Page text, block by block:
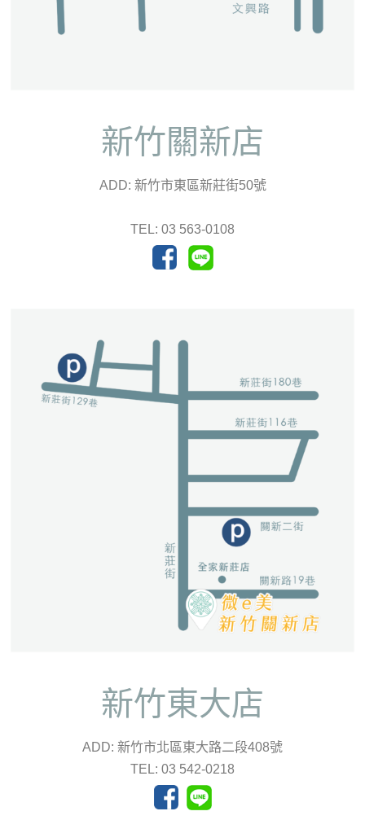
新竹關新店
ADD: 新竹市東區新莊街50號
TEL: 03 563-0108
新竹東大店
ADD: 新竹市北區東大路二段408號
TEL: 03 542-0218